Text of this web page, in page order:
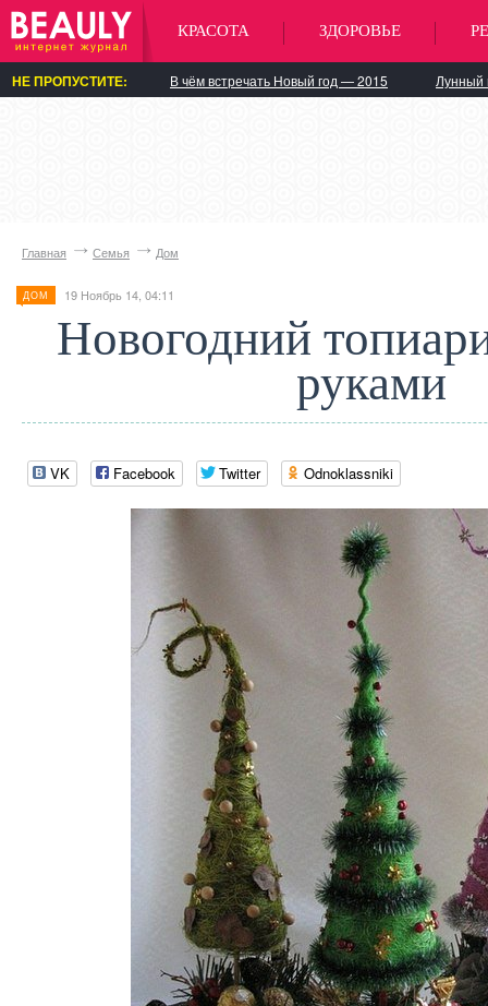
КРАСОТА ЗДОРОВЬЕ
НЕ ПРОПУСТИТЕ: В чём встречать Новый год — 2015 Лунный
Главная Семья Дом
ДОМ 19 Ноябрь 14, 04:11
Новогодний
руками
VK Facebook Twitter Odnoklassniki